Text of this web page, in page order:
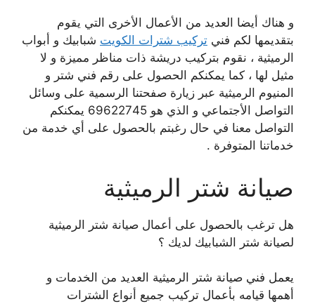
و هناك أيضا العديد من الأعمال الأخرى التي يقوم
بتقديمها لكم فني تركيب شترات الكويت شبابيك و أبواب
الرميثية ، نقوم بتركيب دريشة ذات مناظر مميزة و لا
مثيل لها ، كما يمكنكم الحصول على رقم فني شتر و
المنيوم الرميثية عبر زيارة صفحتنا الرسمية على وسائل
التواصل الأجتماعي و الذي هو 69622745 يمكنكم
التواصل معنا في حال رغبتم بالحصول على أي خدمة من
خدماتنا المتوفرة .
صيانة شتر الرميثية
هل ترغب بالحصول على أعمال صيانة شتر الرميثية
لصيانة شتر الشبابيك لديك ؟
يعمل فني صيانة شتر الرميثية العديد من الخدمات و
أهمها قيامه بأعمال تركيب جميع أنواع الشترات